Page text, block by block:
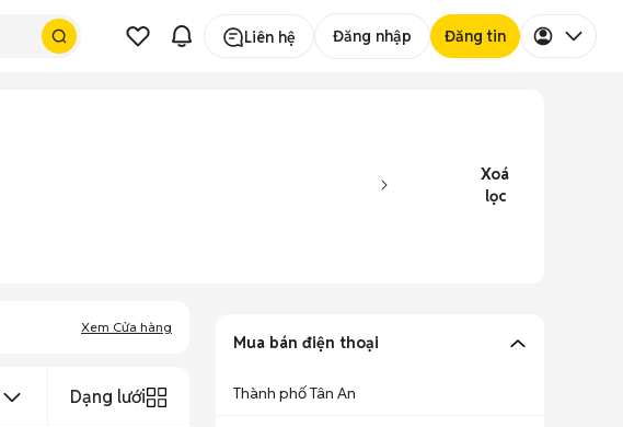
Liên hệ Đăng nhập Đăng tin
Xoá
lọc
Xem Cửa hàng
Dạng lưới
Mua bán điện thoại
Thành phố Tân An